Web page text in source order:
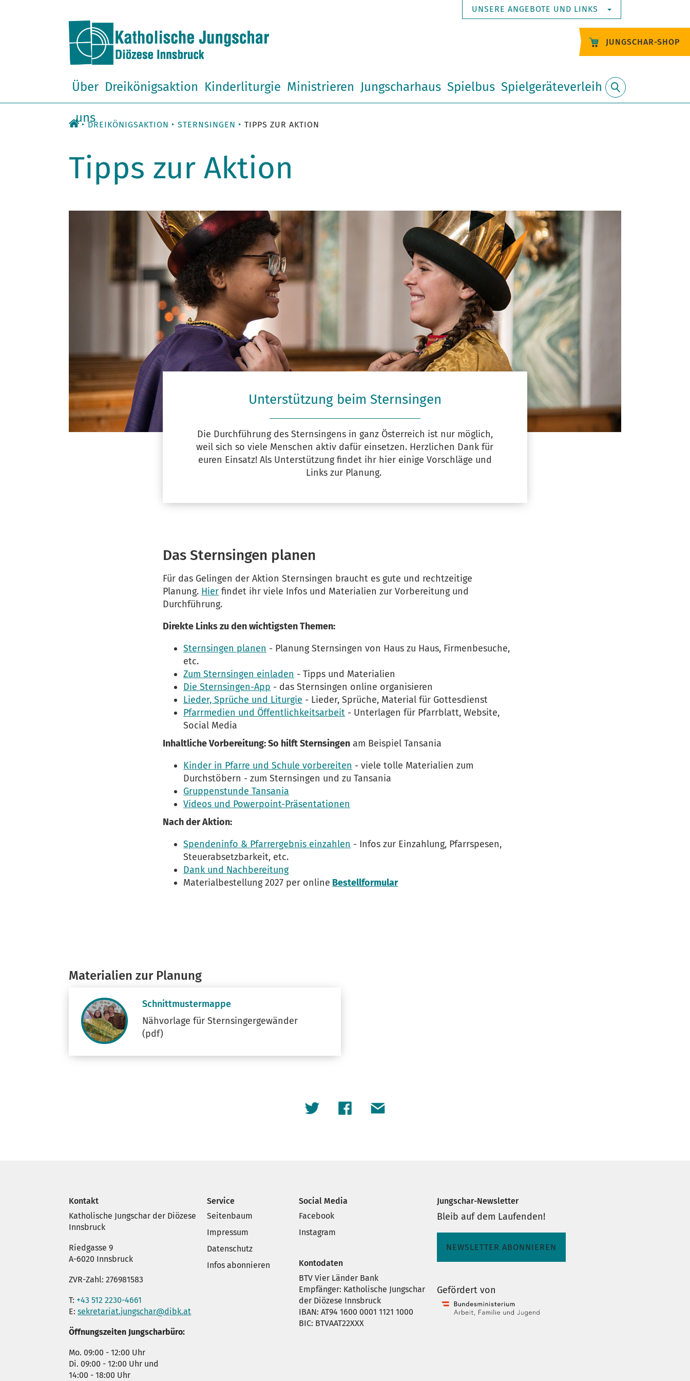
JUNGSCHAR-SHOP
UNSERE ANGEBOTE UND LINKS
Über
uns
Dreikönigsaktion Kinderliturgie Ministrieren Jungscharhaus Spielbus Spielgeräteverleih
DREIKÖNIGSAKTION STERNSINGEN TIPPS ZUR AKTION
Tipps zur Aktion
Unterstützung beim Sternsingen
Die Durchführung des Sternsingens in ganz Österreich ist nur möglich,
weil sich so viele Menschen aktiv dafür einsetzen. Herzlichen Dank für
euren Einsatz! Als Unterstützung findet ihr hier einige Vorschläge und
Links zur Planung.
Das Sternsingen planen
Für das Gelingen der Aktion Sternsingen braucht es gute und rechtzeitige
Planung. Hier findet ihr viele Infos und Materialien zur Vorbereitung und
Durchführung.
Direkte Links zu den wichtigsten Themen:
Sternsingen planen - Planung Sternsingen von Haus zu Haus, Firmenbesuche,
etc.
Zum Sternsingen einladen - Tipps und Materialien
Die Sternsingen-App - das Sternsingen online organisieren
Lieder, Sprüche und Liturgie - Lieder, Sprüche, Material für Gottesdienst
Pfarrmedien und Öffentlichkeitsarbeit - Unterlagen für Pfarrblatt, Website,
Social Media
Inhaltliche Vorbereitung: So hilft Sternsingen am Beispiel Tansania
Kinder in Pfarre und Schule vorbereiten - viele tolle Materialien zum
Durchstöbern - zum Sternsingen und zu Tansania
Gruppenstunde Tansania
Videos und Powerpoint-Präsentationen
Nach der Aktion:
Spendeninfo & Pfarrergebnis einzahlen - Infos zur Einzahlung, Pfarrspesen,
Steuerabsetzbarkeit, etc.
Dank und Nachbereitung
Materialbestellung 2027 per online Bestellformular
Materialien zur Planung
Schnittmustermappe
Nähvorlage für Sternsingergewänder
(pdf)
Kontakt
Katholische Jungschar der Diözese
Innsbruck
Riedgasse 9
A-6020 Innsbruck
ZVR-Zahl: 276981583
T: +43 512 2230-4661
E:sekretariat.jungschar@dibk.at
Öffnungszeiten Jungscharbüro:
Mo. 09:00 - 12:00 Uhr
Di. 09:00 - 12:00 Uhr und
14:00 - 18:00 Uhr
Service
Seitenbaum
Impressum
Datenschutz
Infos abonnieren
Social Media
Facebook
Instagram
Kontodaten
BTV Vier Länder Bank
Empfänger: Katholische Jungschar
der Diözese Innsbruck
IBAN: AT94 1600 0001 1121 1000
BIC: BTVAAT22XXX
Jungschar-Newsletter
Bleib auf dem Laufenden!
NEWSLETTER ABONNIEREN
Gefördert von